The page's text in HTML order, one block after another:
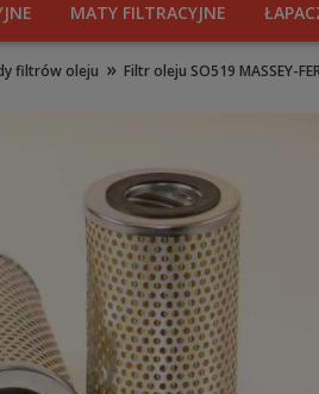
MATY FILTRACYJNE
filtrów oleju » Filtr oleju SO519 MASSEY-